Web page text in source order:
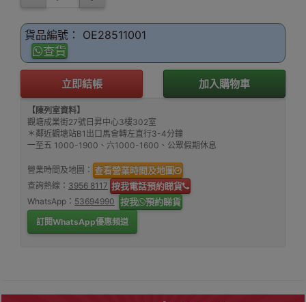
貨品編號： OE28511001
查貨
立即結帳 加入購物車
【陳列室資料】
觀塘成業街27號日昇中心3樓302室
＊鄰近觀塘站B1出口馬會轉左直行3-4分鐘
一至五 1000-1900、六1000-1600、公眾假期休息
營業時間及地圖： 查看營業時間及地圖
查詢熱線： 3956 8117 按我電話預約睇貨
WhatsApp： 53694990 按我 預約睇貨
訂閱WhatsApp優惠頻道